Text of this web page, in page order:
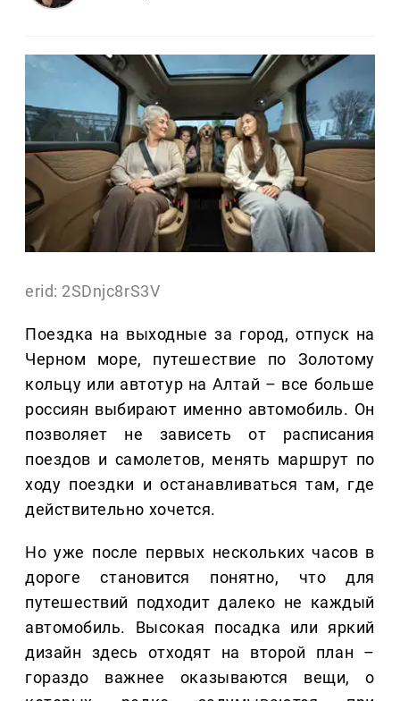
erid: 2SDnjc8rS3V
Поездка на выходные за город, отпуск на
Черном море, путешествие по Золотому
кольцу или автотур на Алтай – все больше
россиян выбирают именно автомобиль. Он
позволяет не зависеть от расписания
поездов и самолетов, менять маршрут по
ходу поездки и останавливаться там, где
действительно хочется.
Но уже после первых нескольких часов в
дороге становится понятно, что для
путешествий подходит далеко не каждый
автомобиль. Высокая посадка или яркий
дизайн здесь отходят на второй план –
гораздо важнее оказываются вещи, о